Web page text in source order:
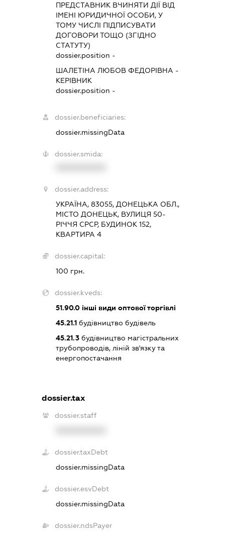
ПРЕДСТАВНИК ВЧИНЯТИ ДІЇ ВІД
ІМЕНІ ЮРИДИЧНОЇ ОСОБИ, У
ТОМУ ЧИСЛІ ПІДПИСУВАТИ
ДОГОВОРИ ТОЩО (ЗГІДНО
СТАТУТУ)
dossier.position -
ШАЛЕТІНА ЛЮБОВ ФЕДОРІВНА -
КЕРІВНИК
dossier.position -
dossier.beneficiaries:
dossier.missingData
dossier.smida:
dossier.address:
УКРАЇНА, 83055, ДОНЕЦЬКА ОБЛ.,
МІСТО ДОНЕЦЬК, ВУЛИЦЯ 50-
РІЧЧЯ СРСР, БУДИНОК 152,
КВАРТИРА 4
dossier.capital:
100 грн.
dossier.kveds:
51.90.0 інші види оптової торгівлі
45.21.1 будівництво будівель
45.21.3 будівництво магістральних
трубопроводів, ліній зв'язку та
енергопостачання
dossier.tax
dossier.staff
dossier.taxDebt
dossier.missingData
dossier.esvDebt
dossier.missingData
dossier.ndsPayer